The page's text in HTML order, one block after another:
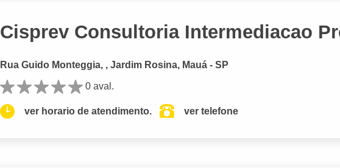
Cisprev Consultoria Intermediacao
Rua Guido Monteggia, , Jardim Rosina, Mauá - SP
0 aval.
ver horario de atendimento. ver telefone